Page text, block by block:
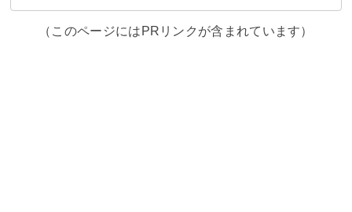
（このページにはPRリンクが含まれています）